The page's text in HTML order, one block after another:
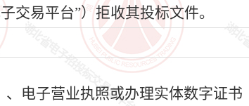
交易平台”）拒收其投标文件。
电子营业执照或办理实体数字证书